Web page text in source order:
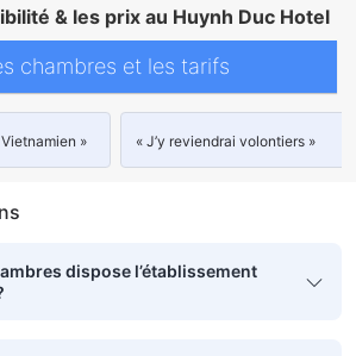
& les prix au Huynh Duc Hotel
chambres et les tarifs
» « J’y reviendrai volontiers »
dispose l’établissement